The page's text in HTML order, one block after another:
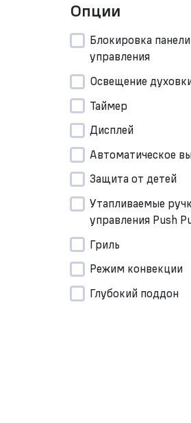
Опции
Блокировка панели
управления
Освещение
Таймер
Дисплей
Автоматическое
Защита от детей
Утапливаемые
управления Push
Гриль
Режим конвекции
Глубокий поддон